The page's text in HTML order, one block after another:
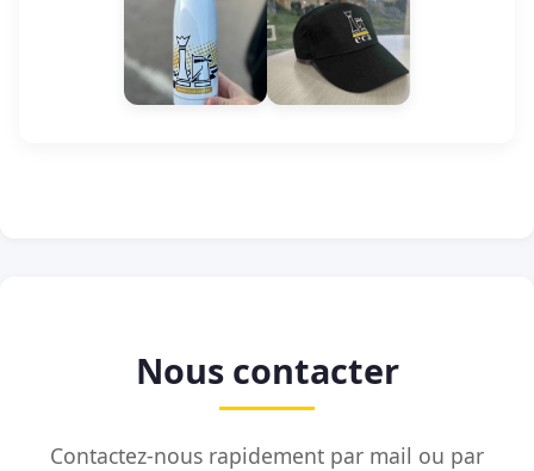
Nous contacter
Contactez-nous rapidement par mail ou par